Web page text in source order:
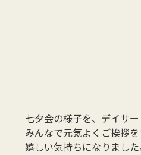
七夕会の様子を、デイサ
みんなで元気よくご挨拶
嬉しい気持ちになりました